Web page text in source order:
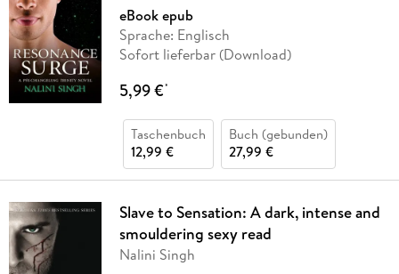
eBook epub
Sprache: Englisch
Sofort lieferbar (Download)
5,99 €*
Taschenbuch
12,99 €
Buch (gebunden)
27,99 €
Slave to Sensation: A dark, intense and
smouldering sexy read
Nalini Singh